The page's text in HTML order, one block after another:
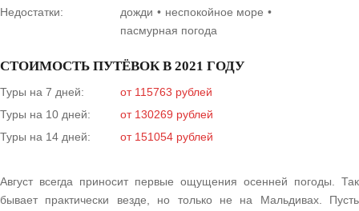
Недостатки:
дожди
неспокойное море
пасмурная погода
СТОИМОСТЬ ПУТЁВОК В 2021 ГОДУ
Туры на 7 дней:
от 115763 рублей
Туры на 10 дней:
от 130269 рублей
Туры на 14 дней:
от 151054 рублей
Август всегда приносит первые ощущения осенней погоды. Так
бывает практически везде, но только не на Мальдивах. Пусть